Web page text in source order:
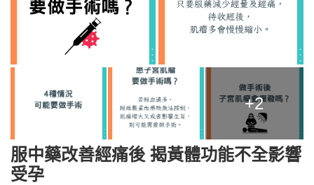
+2
服中藥改善經痛後 揭黃體功能不全影響
受孕